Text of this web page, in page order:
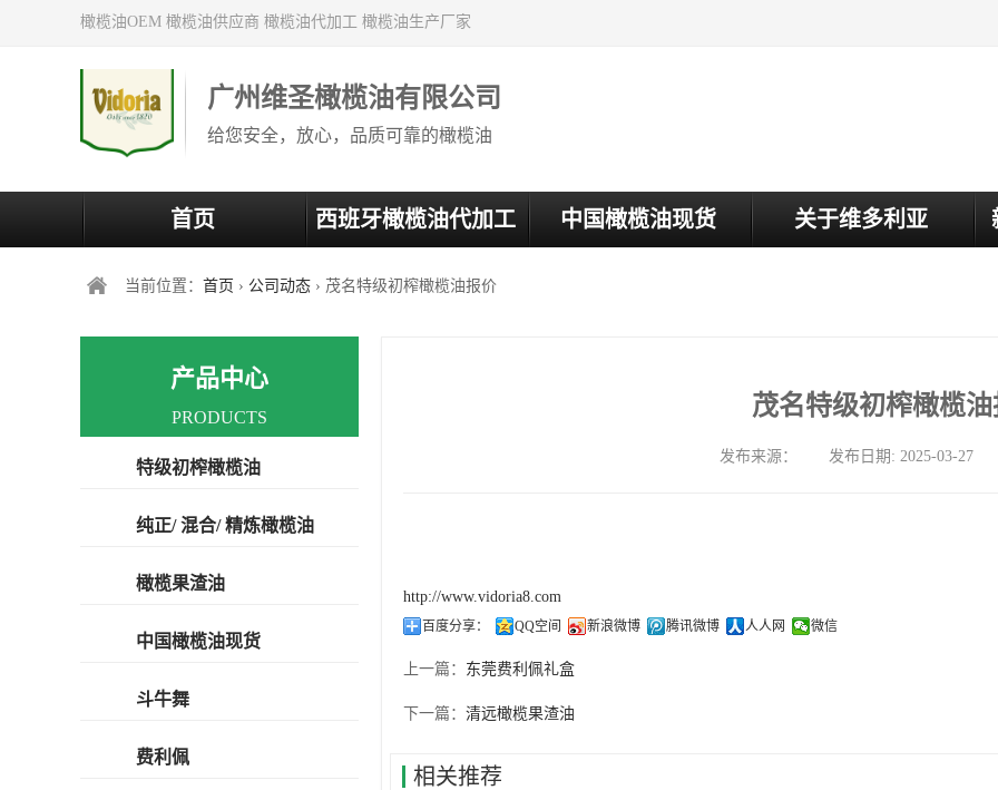
橄榄油OEM 橄榄油供应商 橄榄油代加工 橄榄油生产厂家
广州维圣橄榄油有限公司
给您安全，放心，品质可靠的橄榄油
首页 西班牙橄榄油代加工 中国橄榄油现货 关于维多利亚
当前位置： 首页 › 公司动态 › 茂名特级初榨橄榄油报价
茂名特级初榨橄榄
发布来源： 发布日期: 2025-03-27
http://www.vidoria8.com
百度分享： QQ空间 新浪微博 腾讯微博 人人网 微信
上一篇： 东莞费利佩礼盒
下一篇： 清远橄榄果渣油
相关推荐
产品中心
PRODUCTS
特级初榨橄榄油
纯正/ 混合/ 精炼橄榄油
橄榄果渣油
中国橄榄油现货
斗牛舞
费利佩